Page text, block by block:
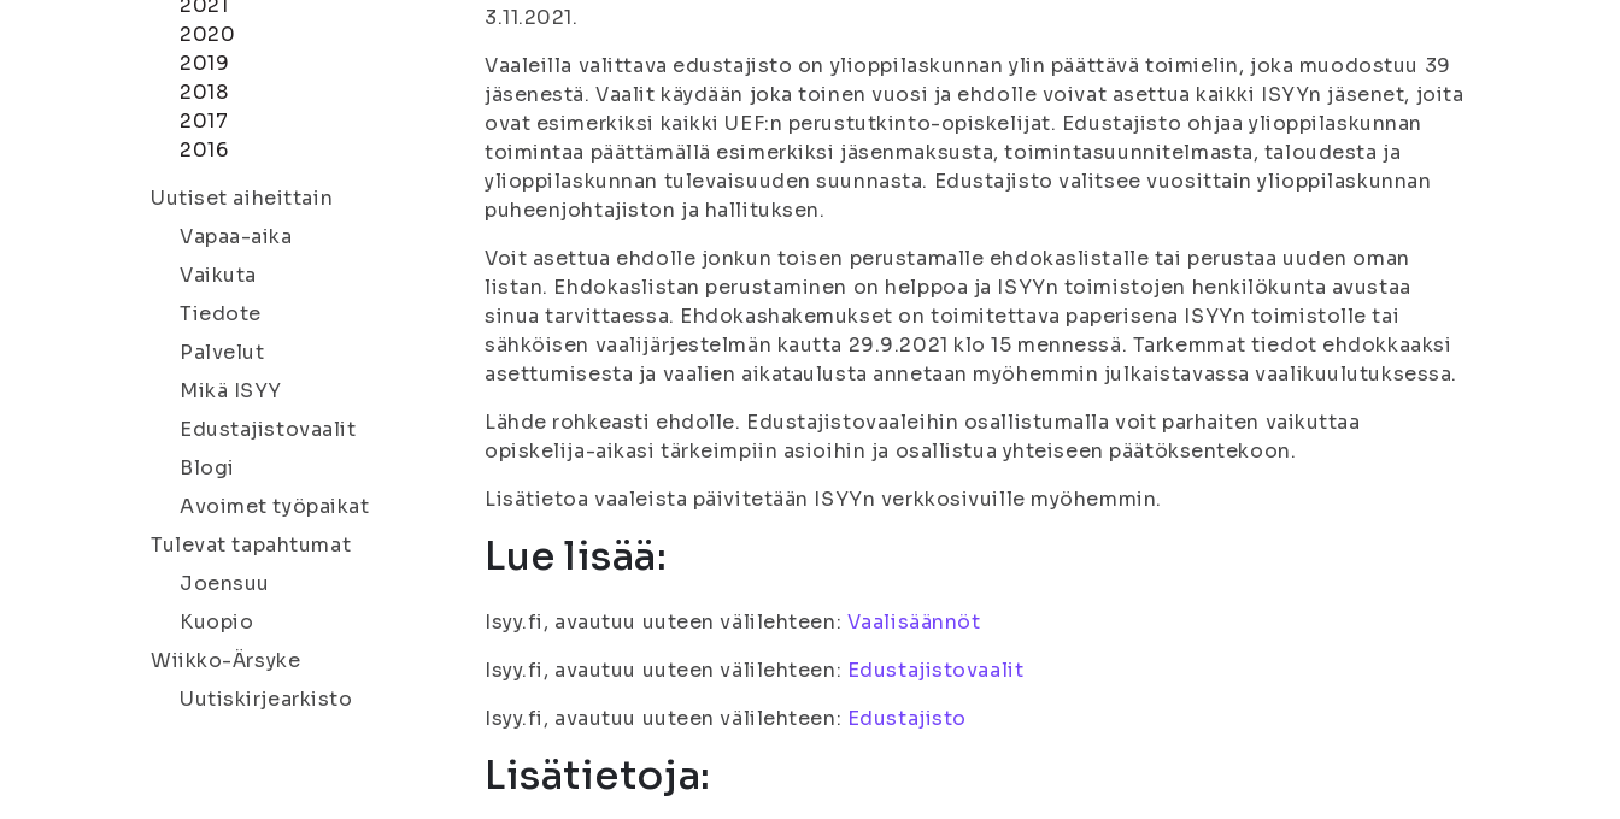
2021
2020
2019
2018
2017
2016
Uutiset aiheittain
Vapaa-aika
Vaikuta
Tiedote
Palvelut
Mikä ISYY
Edustajistovaalit
Blogi
Avoimet työpaikat
Tulevat tapahtumat
Joensuu
Kuopio
Wiikko-Ärsyke
Uutiskirjearkisto
3.11.2021.
Vaaleilla valittava edustajisto on ylioppilaskunnan ylin päättävä toimielin, joka muodostuu 39
jäsenestä. Vaalit käydään joka toinen vuosi ja ehdolle voivat asettua kaikki ISYYn jäsenet, joita
ovat esimerkiksi kaikki UEF:n perustutkinto-opiskelijat. Edustajisto ohjaa ylioppilaskunnan
toimintaa päättämällä esimerkiksi jäsenmaksusta, toimintasuunnitelmasta, taloudesta ja
ylioppilaskunnan tulevaisuuden suunnasta. Edustajisto valitsee vuosittain ylioppilaskunnan
puheenjohtajiston ja hallituksen.
Voit asettua ehdolle jonkun toisen perustamalle ehdokaslistalle tai perustaa uuden oman
listan. Ehdokaslistan perustaminen on helppoa ja ISYYn toimistojen henkilökunta avustaa
sinua tarvittaessa. Ehdokashakemukset on toimitettava paperisena ISYYn toimistolle tai
sähköisen vaalijärjestelmän kautta 29.9.2021 klo 15 mennessä. Tarkemmat tiedot ehdokkaaksi
asettumisesta ja vaalien aikataulusta annetaan myöhemmin julkaistavassa vaalikuulutuksessa.
Lähde rohkeasti ehdolle. Edustajistovaaleihin osallistumalla voit parhaiten vaikuttaa
opiskelija-aikasi tärkeimpiin asioihin ja osallistua yhteiseen päätöksentekoon.
Lisätietoa vaaleista päivitetään ISYYn verkkosivuille myöhemmin.
Lue lisää:
Isyy.fi, avautuu uuteen välilehteen: Vaalisäännöt
Isyy.fi, avautuu uuteen välilehteen: Edustajistovaalit
Isyy.fi, avautuu uuteen välilehteen: Edustajisto
Lisätietoja: